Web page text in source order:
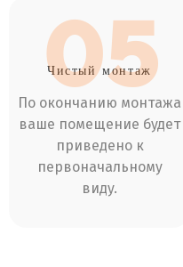
05
Чистый монтаж
По окончанию монтажа
ваше помещение будет
приведено к
первоначальному
виду.